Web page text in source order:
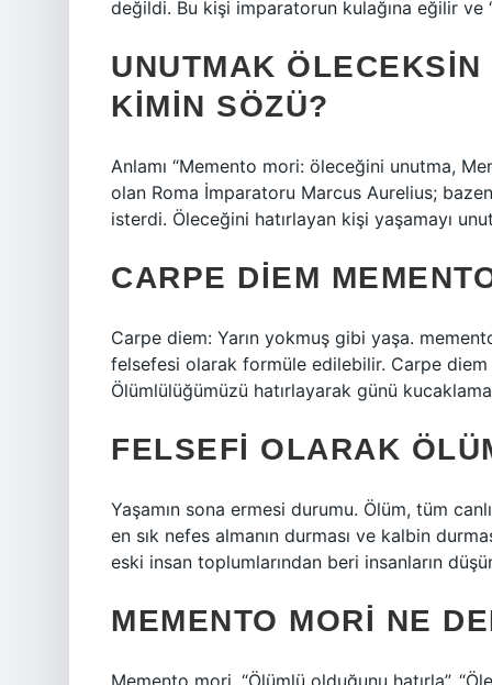
değildi. Bu kişi imparatorun kulağına eğilir ve
UNUTMAK
KIMIN SÖZÜ?
Anlamı “Memento mori: öleceğini unutma,
olan Roma İmparatoru Marcus Aurelius;
isterdi. Öleceğini hatırlayan kişi yaşamayı
CARPE DIEM
Carpe diem: Yarın yokmuş gibi yaşa.
felsefesi olarak formüle edilebilir. Carpe
Ölümlülüğümüzü hatırlayarak günü
FELSEFI OLARAK
Yaşamın sona ermesi durumu. Ölüm, tüm
en sık nefes almanın durması ve kalbin
eski insan toplumlarından beri insanların
MEMENTO MORI NE
Memento mori, “Ölümlü olduğunu hatırla”,